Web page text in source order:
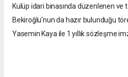
Kulüp idari binasında düzenlenen ve
Bekiroğlu'nun da hazır bulunduğu
Yasemin Kaya ile 1 yıllık sözleşme